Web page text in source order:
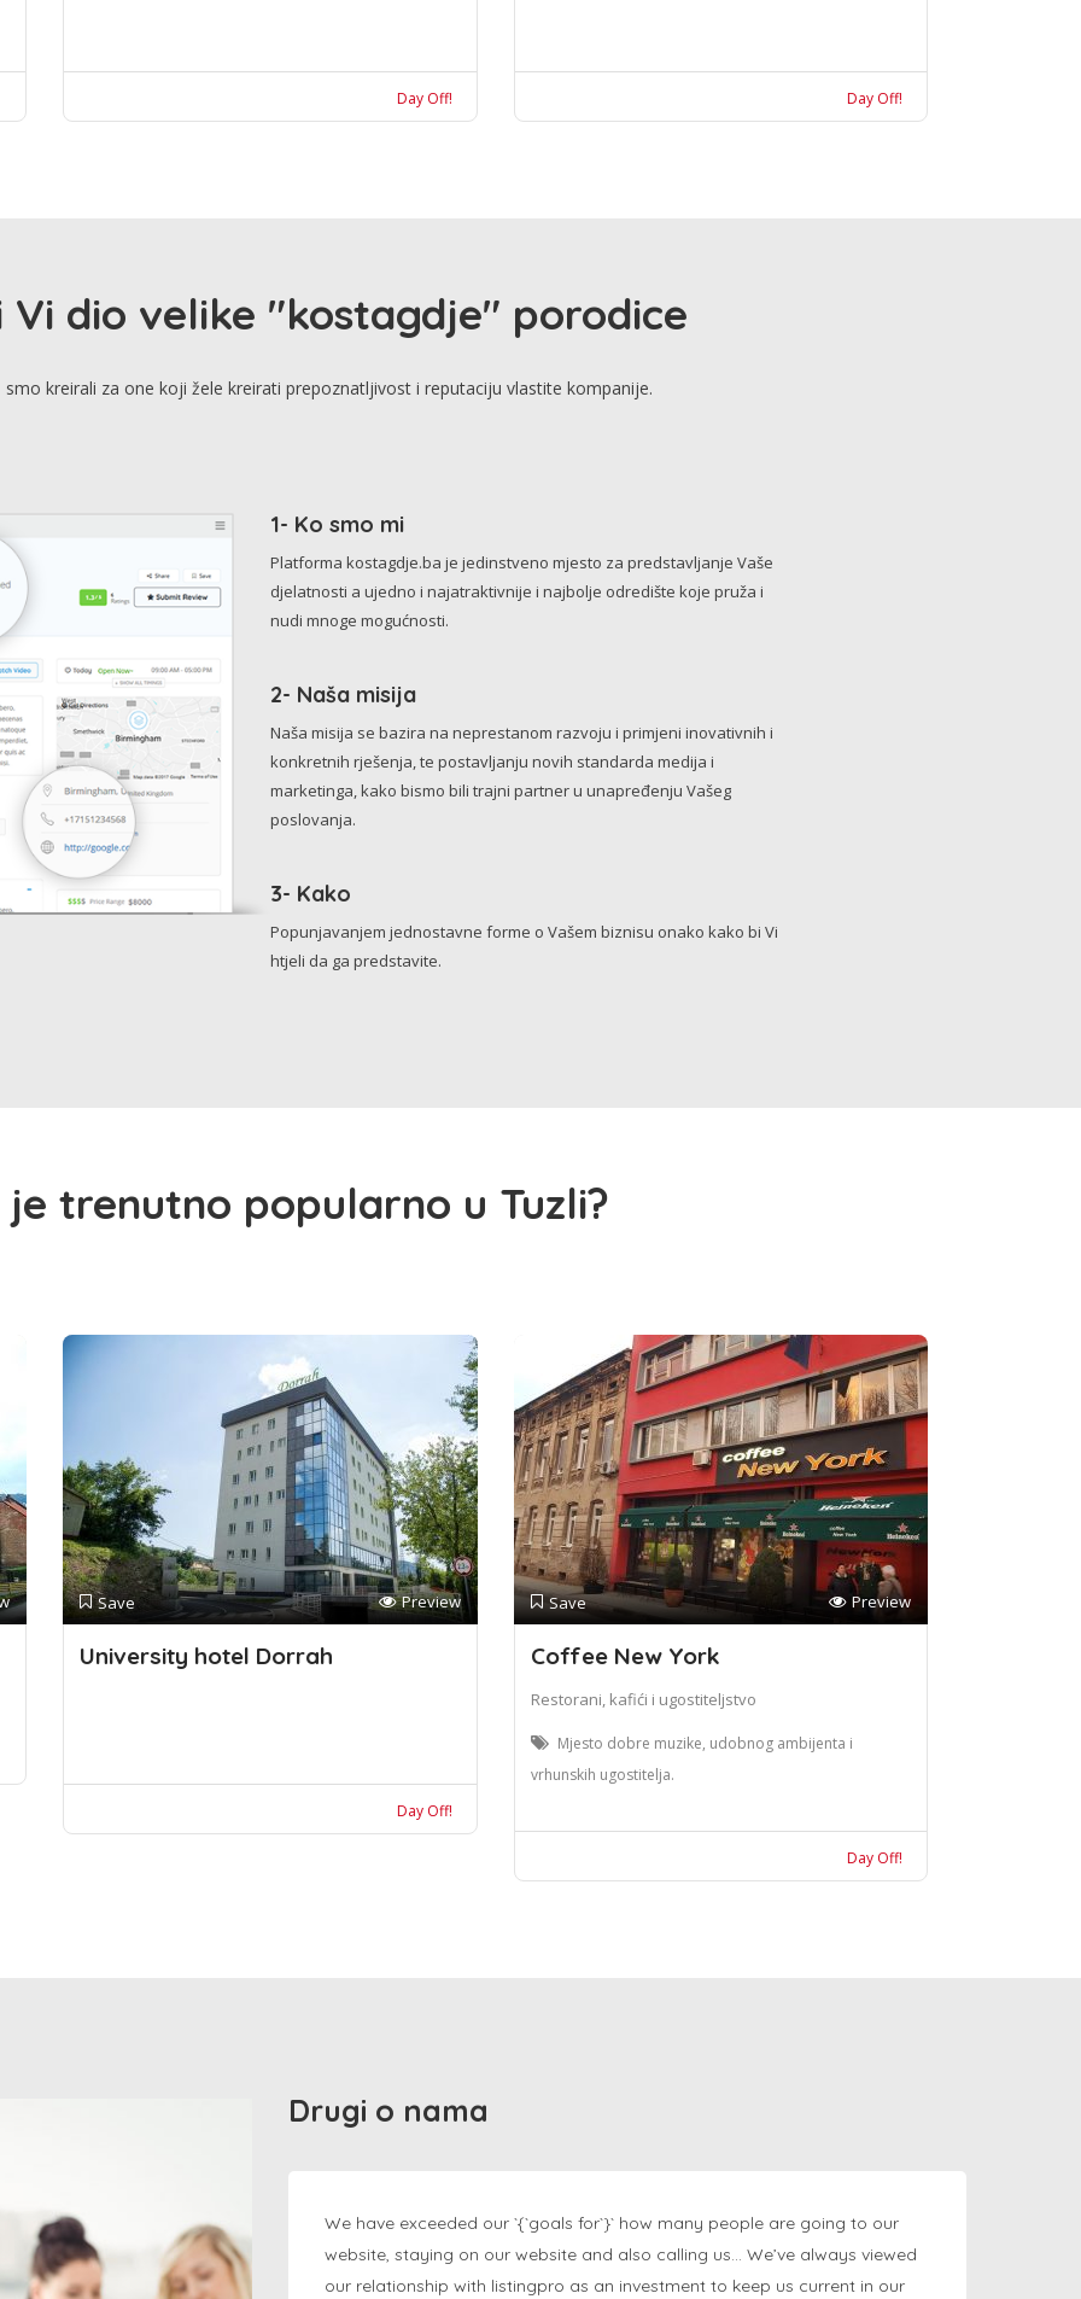
Day Off! Day Off!
Vi dio velike "kostagdje" porodice
kreirali za one koji žele kreirati prepoznatljivost i reputaciju vlastite kompanije.
1- Ko smo mi
Platforma kostagdje.ba je jedinstveno mjesto za predstavljanje Vaše
djelatnosti a ujedno i najatraktivnije i najbolje odredište koje pruža i
nudi mnoge mogućnosti.
2- Naša misija
Naša misija se bazira na neprestanom razvoju i primjeni inovativnih i
konkretnih rješenja, te postavljanju novih standarda medija i
marketinga, kako bismo bili trajni partner u unapređenju Vašeg
poslovanja.
3- Kako
Popunjavanjem jednostavne forme o Vašem biznisu onako kako bi Vi
htjeli da ga predstavite.
je trenutno popularno u Tuzli?
Save Preview
University hotel Dorrah
Day Off!
Save Preview
Coffee New York
Restorani, kafići i ugostiteljstvo
Mjesto dobre muzike, udobnog ambijenta i
vrhunskih ugostitelja.
Day Off!
Drugi o nama
We have exceeded our `{`goals for`}` how many people are going to our
website, staying on our website and also calling us… We’ve always viewed
our relationship with listingpro as an investment to keep us current in our